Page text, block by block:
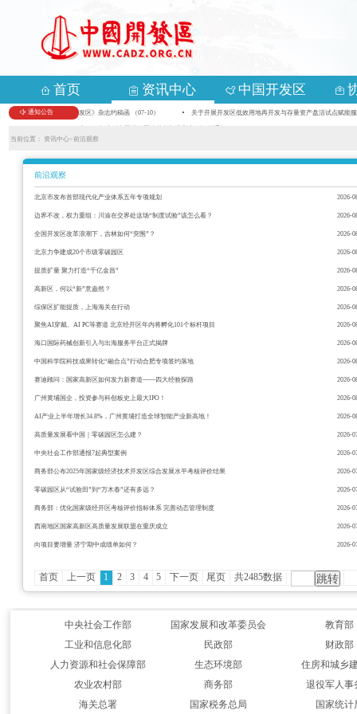
首页 资讯中心 中国开发区
通知公告
16） 《中国开发区》杂志约稿函 （07-10） 关于开展开发区低效用地再开发与存量资产盘活试点赋能
关于征集2026年度《中国开发区改革创新典型案例》的通知 （04-29）
当前位置：
资讯中心>前沿观察
前沿观察
北京市发布首部现代化产业体系五年专项规划 2026-
边界不改，权力重组：川渝在交界处这场“制度试验”该怎么看？ 2026-
全国开发区改革浪潮下，吉林如何“突围”？ 2026-
北京力争建成20个市级零碳园区 2026-
提质扩量 聚力打造“千亿金昌” 2026-
高新区，何以“新”意盎然？ 2026-
综保区扩能提质，上海海关在行动 2026-
聚焦AI穿戴、AI PC等赛道 北京经开区年内将孵化101个标杆项目 2026-
海口国际药械创新引入与出海服务平台正式揭牌 2026-
中国科学院科技成果转化“融合点”行动合肥专项签约落地 2026-
赛迪顾问：国家高新区如何发力新赛道——四大经验探路 2026-
广州黄埔国企，投资参与科创板史上最大IPO！ 2026-
AI产业上半年增长34.8%，广州黄埔打造全球智能产业新高地！ 2026-
高质量发展看中国｜零碳园区怎么建？ 2026-
中央社会工作部通报7起典型案例 2026-
商务部公布2025年国家级经济技术开发区综合发展水平考核评价结果 2026-
零碳园区从“试验田”到“万木春”还有多远？ 2026-
商务部：优化国家级经开区考核评价指标体系 完善动态管理制度 2026-
西南地区国家高新区高质量发展联盟在重庆成立 2026-
向项目要增量 济宁期中成绩单如何？ 2026-
首页 上一页 1 2 3 4 5 下一页 尾页 共2485数据
中央社会工作部 国家发展和改革委员会
教育部
工业和信息化部
民政部
财政部
人力资源和社会保障部
生态环境部
住房和城乡
农业农村部
商务部
退役军人事
海关总署
国家税务总局 国家统计